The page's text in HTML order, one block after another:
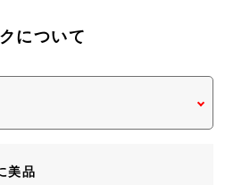
について
美品